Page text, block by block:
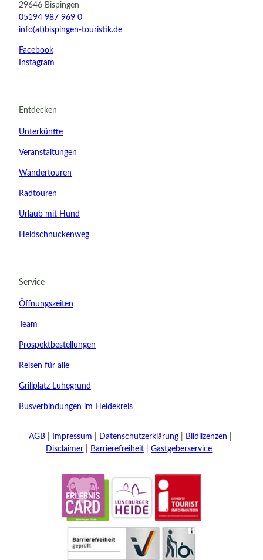
Kinder
29646 Bispingen
05194 987 969 0
info(at)bispingen-touristik.de
Facebook
Instagram
Entdecken
Unterkünfte
Veranstaltungen
Wandertouren
Radtouren
Urlaub mit Hund
Heidschnuckenweg
Service
Öffnungszeiten
Team
Prospektbestellungen
Reisen für alle
Grillplatz Luhegrund
Busverbindungen im Heidekreis
AGB Impressum Datenschutzerklärung
Bildlizenzen
Disclaimer
Barrierefreiheit Gastgeberservice